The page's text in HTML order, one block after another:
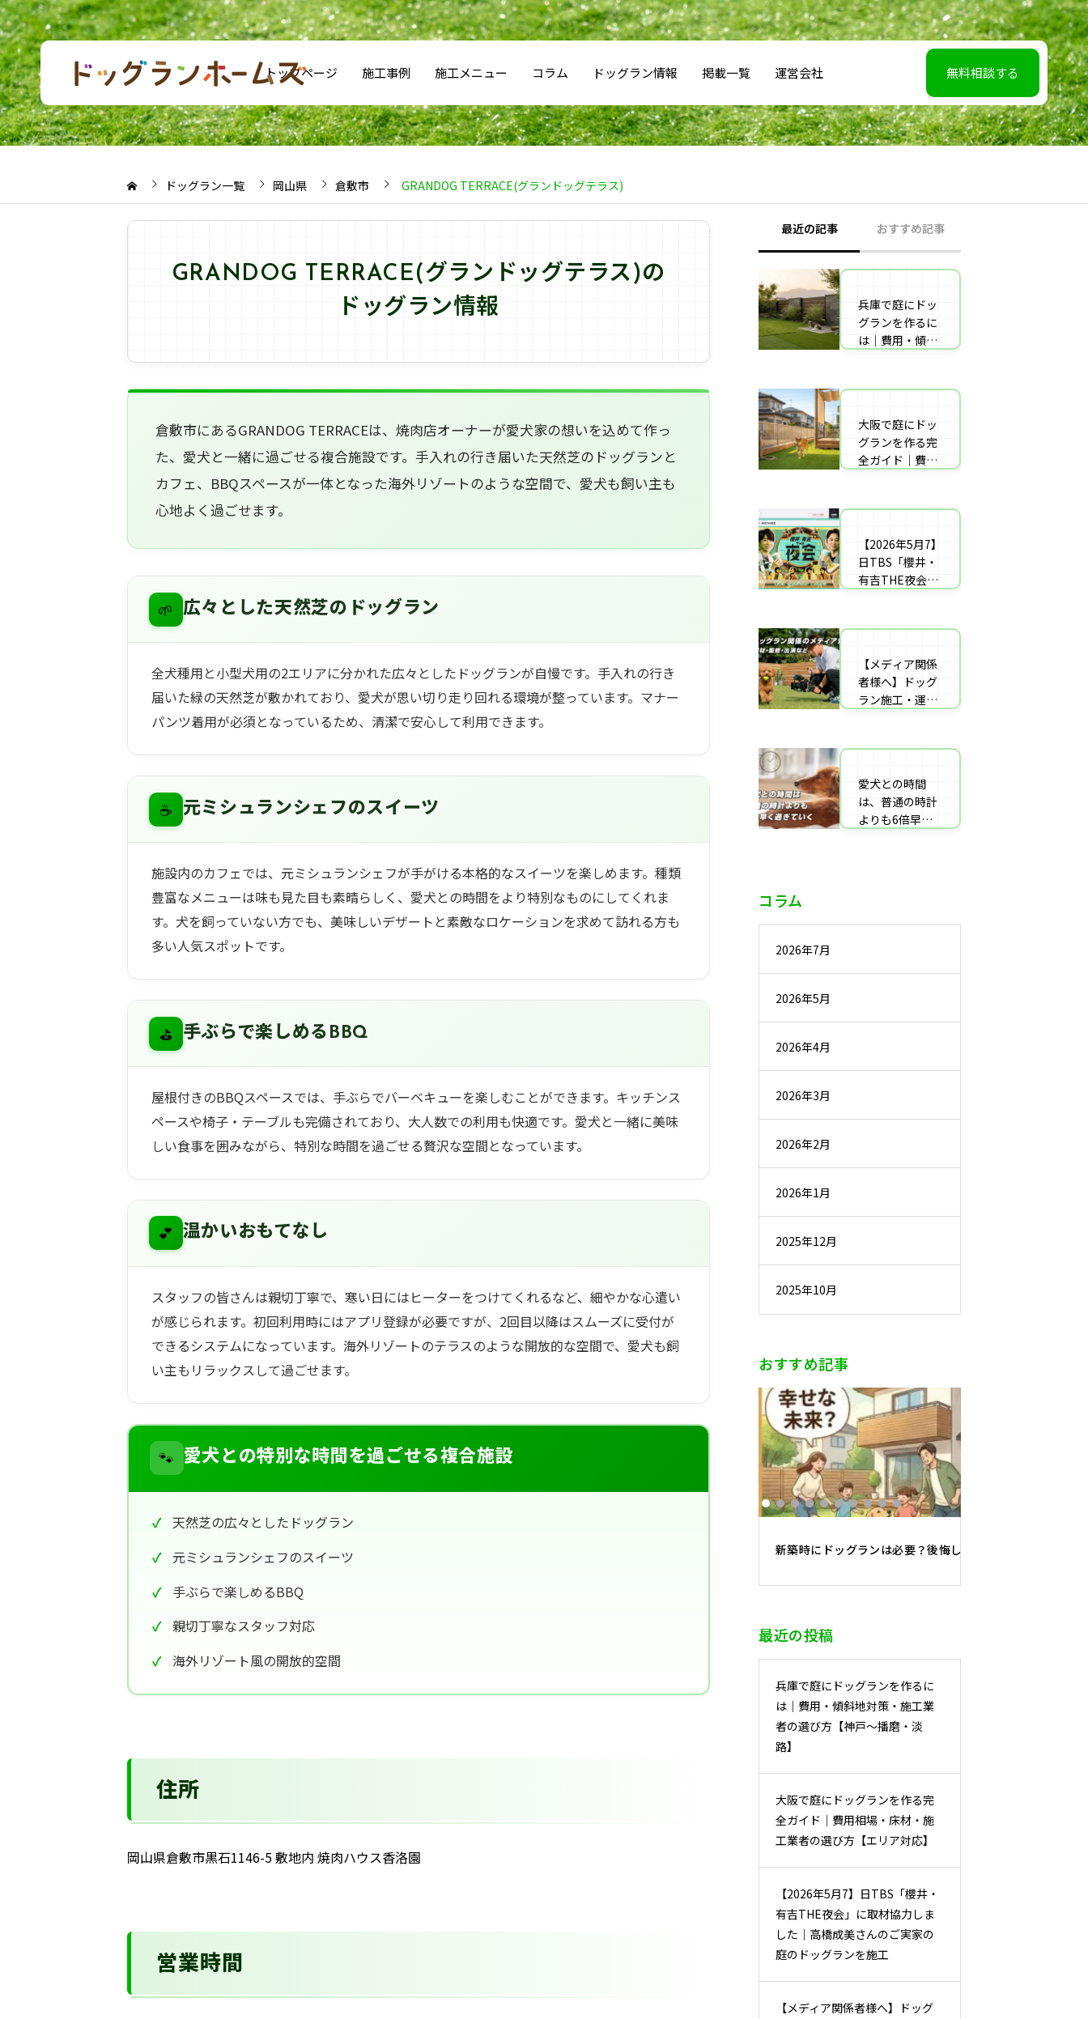
トップページ 施工事例 施工メニュー コラム ドッグラン情報 掲載一覧 運営会社 無料相談する
ドッグラン一覧 岡山県 倉敷市 GRANDOG TERRACE(グランドッグテラス)
GRANDOG TERRACE(グランドッグテラス)の
ドッグラン情報
倉敷市にあるGRANDOG TERRACEは、焼肉店オーナーが愛犬家の想いを込めて作っ
た、愛犬と一緒に過ごせる複合施設です。手入れの行き届いた天然芝のドッグランと
カフェ、BBQスペースが一体となった海外リゾートのような空間で、愛犬も飼い主も
心地よく過ごせます。
🌱 広々とした天然芝のドッグラン
全犬種用と小型犬用の2エリアに分かれた広々としたドッグランが自慢です。手入れの行き
届いた緑の天然芝が敷かれており、愛犬が思い切り走り回れる環境が整っています。マナー
パンツ着用が必須となっているため、清潔で安心して利用できます。
☕ 元ミシュランシェフのスイーツ
施設内のカフェでは、元ミシュランシェフが手がける本格的なスイーツを楽しめます。種類
豊富なメニューは味も見た目も素晴らしく、愛犬との時間をより特別なものにしてくれま
す。犬を飼っていない方でも、美味しいデザートと素敵なロケーションを求めて訪れる方も
多い人気スポットです。
⛳ 手ぶらで楽しめるBBQ
屋根付きのBBQスペースでは、手ぶらでバーベキューを楽しむことができます。キッチンス
ペースや椅子・テーブルも完備されており、大人数での利用も快適です。愛犬と一緒に美味
しい食事を囲みながら、特別な時間を過ごせる贅沢な空間となっています。
💕 温かいおもてなし
スタッフの皆さんは親切丁寧で、寒い日にはヒーターをつけてくれるなど、細やかな心遣い
が感じられます。初回利用時にはアプリ登録が必要ですが、2回目以降はスムーズに受付が
できるシステムになっています。海外リゾートのテラスのような開放的な空間で、愛犬も飼
い主もリラックスして過ごせます。
🐾 愛犬との特別な時間を過ごせる複合施設
天然芝の広々としたドッグラン
元ミシュランシェフのスイーツ
手ぶらで楽しめるBBQ
親切丁寧なスタッフ対応
海外リゾート風の開放的空間
住所
岡山県倉敷市黒石1146-5 敷地内 焼肉ハウス香洛園
営業時間
最近の記事 おすすめ記事
兵庫で庭にドッ
グランを作るに
は｜費用・傾斜
戸〜播磨・淡
大阪で庭にドッ
グランを作る完
全ガイド｜費用
【エリア対応】
【2026年5月7】
日TBS「櫻井・
有吉THE夜会」
さんのご実家の
を施工
【メディア関係
者様へ】ドッグ
ラン施工・運営
材・出演・執筆
愛犬との時間
は、普通の時計
よりも6倍早く
【2026年5月7】
日TBS「櫻井・
有吉THE夜会」
さんのご実家の
を施工
庭にドッグラン
をDIY！初心者
でもプロ級に仕
アル
自宅の庭にドッ
グラン計画の完
全ガイド：DIY
デメリット）を
コラム
2026年7月
2026年5月
2026年4月
2026年3月
2026年2月
2026年1月
2025年12月
2025年10月
おすすめ記事
新築時にドッグランは必要？後悔しないために知っておく
最近の投稿
兵庫で庭にドッグランを作るに
は｜費用・傾斜地対策・施工業
者の選び方【神戸〜播磨・淡
路】
大阪で庭にドッグランを作る完
全ガイド｜費用相場・床材・施
工業者の選び方【エリア対応】
【2026年5月7】日TBS「櫻井・
有吉THE夜会」に取材協力しま
した｜高橋成美さんのご実家の
庭のドッグランを施工
【メディア関係者様へ】ドッグ